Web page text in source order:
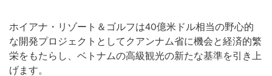
ホイアナ・リゾート＆ゴルフは40億米ドル相当の野心的
な開発プロジェクトとしてクアンナム省に機会と経済的繁
栄をもたらし、ベトナムの高級観光の新たな基準を引き上
げます。